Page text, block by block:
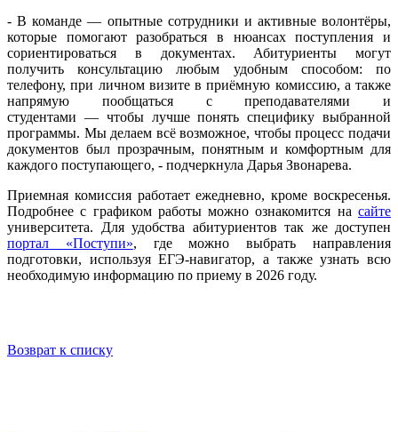
- В команде — опытные сотрудники и активные волонтёры,
которые помогают разобраться в нюансах поступления и
сориентироваться в документах. Абитуриенты могут
получить консультацию любым удобным способом: по
телефону, при личном визите в приёмную комиссию, а также
напрямую пообщаться с преподавателями и
студентами — чтобы лучше понять специфику выбранной
программы. Мы делаем всё возможное, чтобы процесс подачи
документов был прозрачным, понятным и комфортным для
каждого поступающего, - подчеркнула Дарья Звонарева.
Приемная комиссия работает ежедневно, кроме воскресенья.
Подробнее с графиком работы можно ознакомится на сайте
университета. Для удобства абитуриентов так же доступен
портал «Поступи», где можно выбрать направления
подготовки, используя ЕГЭ-навигатор, а также узнать всю
необходимую информацию по приему в 2026 году.
Возврат к списку